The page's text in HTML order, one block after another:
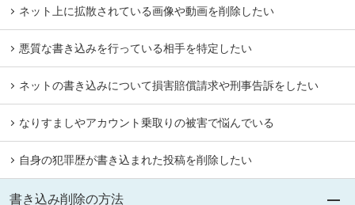
ネット上に拡散されている画像や動画を削除したい
悪質な書き込みを行っている相手を特定したい
ネットの書き込みについて損害賠償請求や刑事告訴をしたい
なりすましやアカウント乗取りの被害で悩んでいる
自身の犯罪歴が書き込まれた投稿を削除したい
書き込み削除の方法